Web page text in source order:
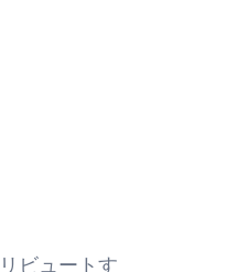
ビュートす